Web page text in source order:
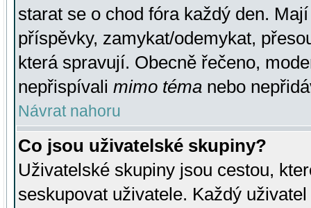
starat se o chod fóra každý den.
příspěvky, zamykat/odemykat,
která spravují. Obecně řečeno,
nepřispívali mimo téma nebo
Návrat nahoru
Co jsou uživatelské skupiny?
Uživatelské skupiny jsou cestou,
seskupovat uživatele. Každý